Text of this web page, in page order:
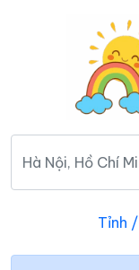
Tỉnh